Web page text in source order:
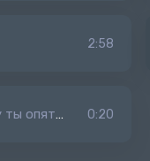
2:58
не спишь 0:20